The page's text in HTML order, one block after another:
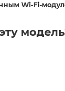
Wi-Fi-